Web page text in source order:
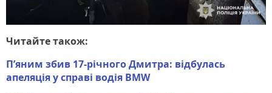
Читайте також:
Пʼяним збив 17-річного Дмитра: відбулась
апеляція у справі водія BMW